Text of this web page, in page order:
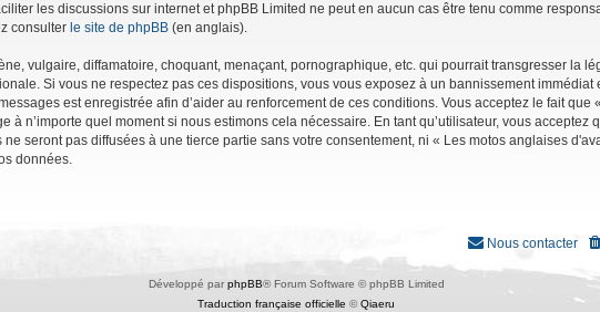
les discussions sur internet et phpBB Limited ne peut en aucun cas être tenu comme
consulter le site de phpBB (en anglais).
vulgaire, diffamatoire, choquant, menaçant, pornographique, etc. qui pourrait transgresser la
Si vous ne respectez pas ces dispositions, vous vous exposez à un bannissement
est enregistrée afin d’aider au renforcement de ces conditions. Vous acceptez le fait
à n’importe quel moment si nous estimons cela nécessaire. En tant qu’utilisateur, vous
seront pas diffusées à une tierce partie sans votre consentement, ni « Les motos anglaises
données.
Nous contacter
Développé par phpBB® Forum Software © phpBB Limited
Traduction française officielle ©Qiaeru